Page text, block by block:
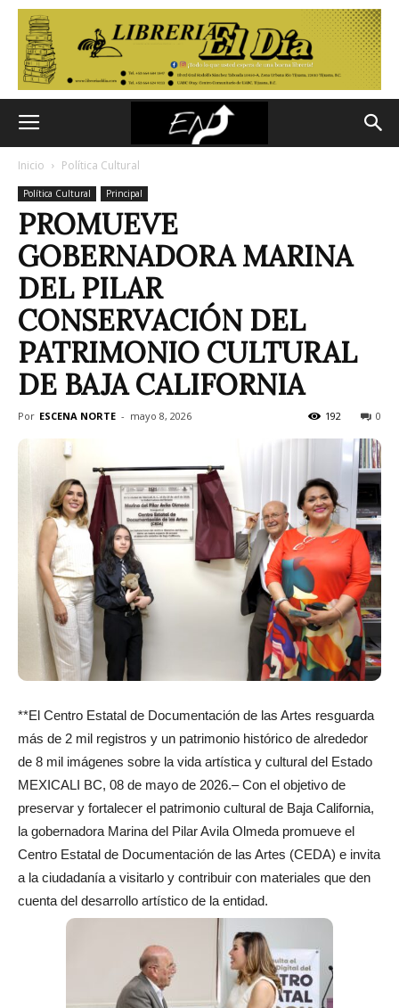
Inicio Política Cultural
Política Cultural Principal
PROMUEVE
GOBERNADORA MARINA
DEL PILAR
CONSERVACIÓN DEL
PATRIMONIO CULTURAL
DE BAJA CALIFORNIA
Por ESCENA NORTE - mayo 8, 2026 0
192
**El Centro Estatal de Documentación de las Artes resguarda
más de 2 mil registros y un patrimonio histórico de alrededor
de 8 mil imágenes sobre la vida artística y cultural del Estado
MEXICALI BC, 08 de mayo de 2026.– Con el objetivo de
preservar y fortalecer el patrimonio cultural de Baja California,
la gobernadora Marina del Pilar Avila Olmeda promueve el
Centro Estatal de Documentación de las Artes (CEDA) e invita
a la ciudadanía a visitarlo y contribuir con materiales que den
cuenta del desarrollo artístico de la entidad.